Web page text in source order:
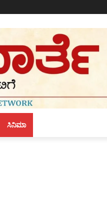
ಸಿನಿಮಾ